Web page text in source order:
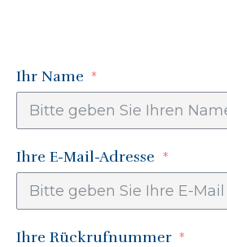
Ihr Name
Ihre E-Mail-Adresse
Ihre Rückrufnummer